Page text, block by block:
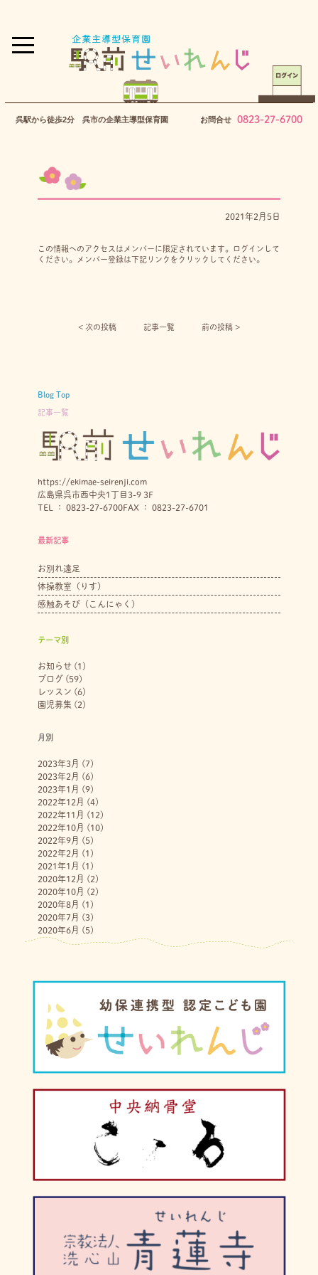
呉駅から徒歩2分 呉市の企業主導型保育園 お問合せ 0823-27-6700
2021年2月5日
この情報へのアクセスはメンバーに限定されています。ログインして
ください。メンバー登録は下記リンクをクリックしてください。
< 次の投稿︎ 記事一覧 前の投稿 >
Blog Top
記事一覧
https://ekimae-seirenji.com
広島県呉市西中央1丁目3-9 3F
TEL ： 0823-27-6700FAX ： 0823-27-6701
最新記事
お別れ遠足
体操教室（りす）
感触あそび（こんにゃく）
テーマ別
お知らせ(1)
ブログ (59)
レッスン (6)
園児募集 (2)
月別
2023年3月 (7)
2023年2月 (6)
2023年1月 (9)
2022年12月 (4)
2022年11月 (12)
2022年10月 (10)
2022年9月 (5)
2022年2月 (1)
2021年1月 (1)
2020年12月 (2)
2020年10月 (2)
2020年8月 (1)
2020年7月 (3)
2020年6月 (5)